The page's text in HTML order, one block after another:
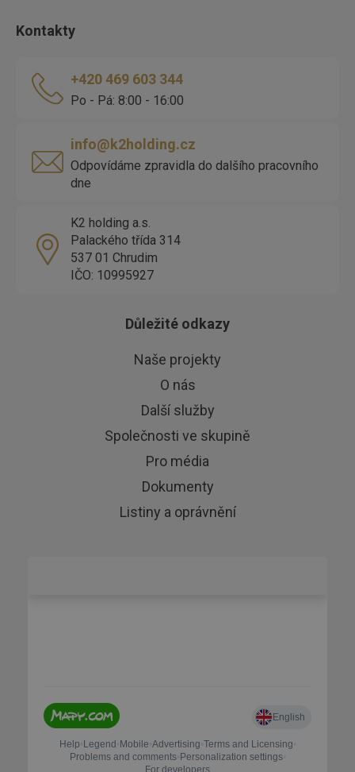
Kontakty
+420 469 603 344
Po - Pá: 8:00 - 16:00
info@k2holding.cz
Odpovídáme zpravidla do dalšího pracovního
dne
K2 holding a.s.
Palackého třída 314
537 01 Chrudim
IČO: 10995927
Důležité odkazy
Naše projekty
O nás
Další služby
Společnosti ve skupině
Pro média
Dokumenty
Listiny a oprávnění